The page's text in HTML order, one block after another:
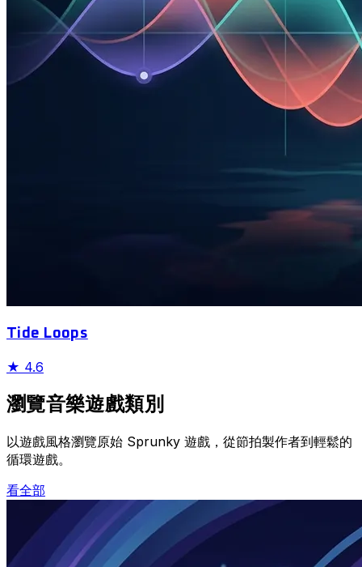
Tide Loops
★ 4.6
瀏覽音樂遊戲類別
以遊戲風格瀏覽原始 Sprunky 遊戲，從節拍製作者到輕鬆的
循環遊戲。
看全部